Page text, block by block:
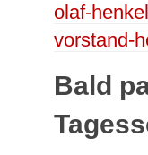
olaf-
vorstand-
Bald